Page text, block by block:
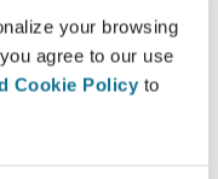
your browsing
agree to our use
Cookie Policy to
2010 đến tháng 9